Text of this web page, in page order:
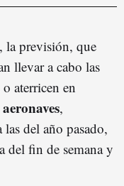
la previsión, que
llevar a cabo las
aterricen en
,
del año pasado,
del fin de semana y